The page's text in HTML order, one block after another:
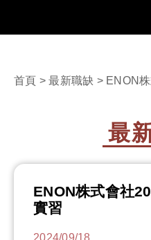
首頁 >最新職缺 > ENON
最
ENON株式會社
實習
2024/09/18